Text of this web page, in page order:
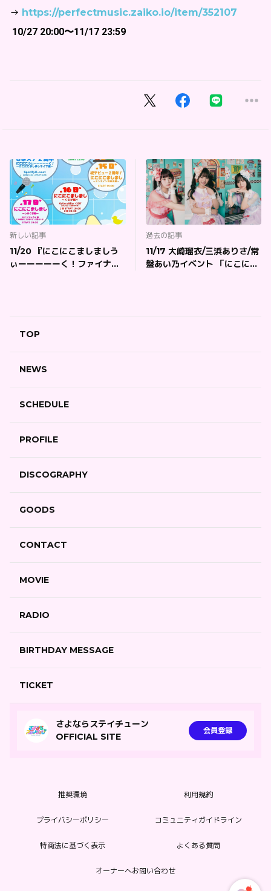
→ https://perfectmusic.zaiko.io/item/352107
10/27 20:00〜11/17 23:59
新しい記事
11/20 『にこにこましましう
ぃーーーーーく！ファイナル
過去の記事
11/17 大崎瑠衣/三浜ありさ/常
盤あい乃イベント 「にこにこ
TOP
NEWS
SCHEDULE
PROFILE
DISCOGRAPHY
GOODS
CONTACT
MOVIE
RADIO
BIRTHDAY MESSAGE
TICKET
さよならステイチューン
OFFICIAL SITE
会員登録
推奨環境 利用規約
プライバシーポリシー コミュニティガイドライン
特商法に基づく表示 よくある質問
オーナーへお問い合わせ